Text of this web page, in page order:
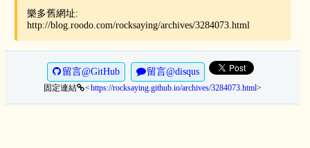
樂多舊網址:
http://blog.roodo.com/rocksaying/archives/3284073.html
留言@GitHub 留言@disqus
固定連結 <https://rocksaying.github.io/archives/3284073.html>